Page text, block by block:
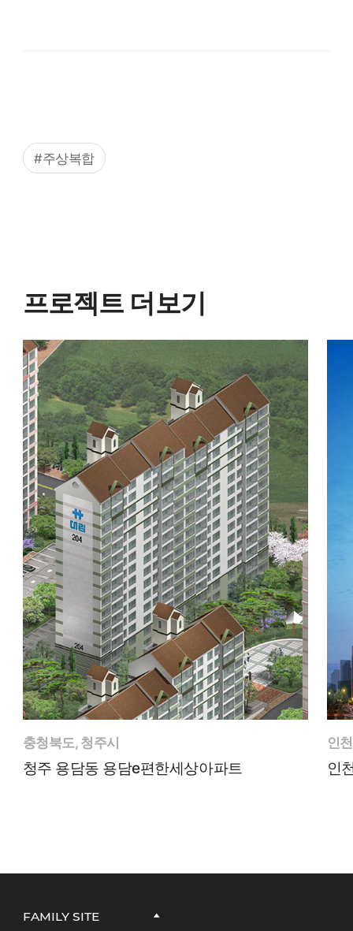
#주상복합
프로젝트 더보기
충청북도, 청주시
청주 용담동 용담e편한세상아파트
인
인
FAMILY SITE